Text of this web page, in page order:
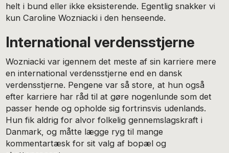
helt i bund eller ikke eksisterende. Egentlig snakker vi
kun Caroline Wozniacki i den henseende.
International verdensstjerne
Wozniacki var igennem det meste af sin karriere mere
en international verdensstjerne end en dansk
verdensstjerne. Pengene var så store, at hun også
efter karriere har råd til at gøre nogenlunde som det
passer hende og opholde sig fortrinsvis udenlands.
Hun fik aldrig for alvor folkelig gennemslagskraft i
Danmark, og måtte lægge ryg til mange
kommentartæsk for sit valg af bopæl og